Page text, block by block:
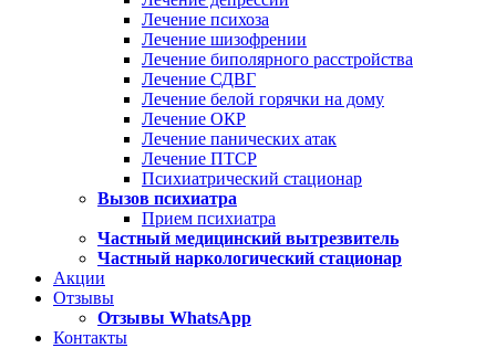
Лечение психоза
Лечение шизофрении
Лечение биполярного расстройства
Лечение СДВГ
Лечение белой горячки на дому
Лечение ОКР
Лечение панических атак
Лечение ПТСР
Психиатрический стационар
Вызов психиатра
Прием психиатра
Частный медицинский вытрезвитель
Частный наркологический стационар
Акции
Отзывы
Отзывы WhatsApp
Контакты